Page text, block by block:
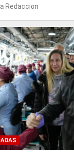
La Redaccion